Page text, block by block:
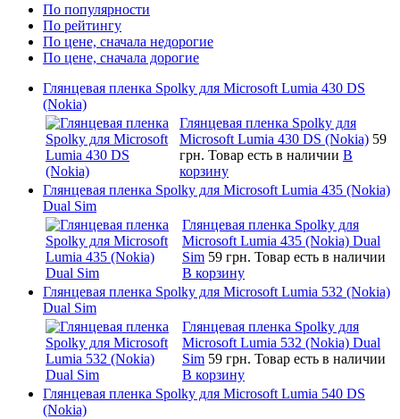
По популярности
По рейтингу
По цене, сначала недорогие
По цене, сначала дорогие
Глянцевая пленка Spolky для Microsoft Lumia 430 DS
(Nokia)
Глянцевая пленка Spolky для
Microsoft Lumia 430 DS (Nokia) 59
грн. Товар есть в наличии В
корзину
Глянцевая пленка Spolky для Microsoft Lumia 435 (Nokia)
Dual Sim
Глянцевая пленка Spolky для
Microsoft Lumia 435 (Nokia) Dual
Sim 59 грн. Товар есть в наличии
В корзину
Глянцевая пленка Spolky для Microsoft Lumia 532 (Nokia)
Dual Sim
Глянцевая пленка Spolky для
Microsoft Lumia 532 (Nokia) Dual
Sim 59 грн. Товар есть в наличии
В корзину
Глянцевая пленка Spolky для Microsoft Lumia 540 DS
(Nokia)